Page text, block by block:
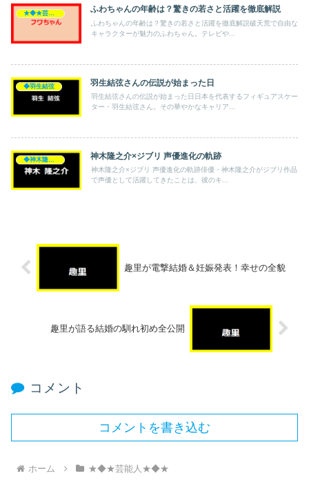
ふわちゃんの年齢は？驚きの若さと活躍を徹底解説
ふわちゃんの年齢は？驚きの若さと活躍を徹底解説破天荒で自由な
キャラクターが魅力のふわちゃん。テレビや...
◆羽生結弦 羽生結弦さんの伝説が始まった日
羽生結弦さんの伝説が始まった日日本を代表するフィギュアスケー
ター・羽生結弦さん。その華やかなキャリア...
神木隆之介×ジブリ 声優進化の軌跡
神木隆之介×ジブリ 声優進化の軌跡俳優・神木隆之介がジブリ作品
で声優として活躍してきたことは、彼のキ...
趣里が電撃結婚＆妊娠発表！幸せの全貌
趣里が語る結婚の馴れ初め全公開
コメント
コメントを書き込む
ホーム ★◆★芸能人★◆★